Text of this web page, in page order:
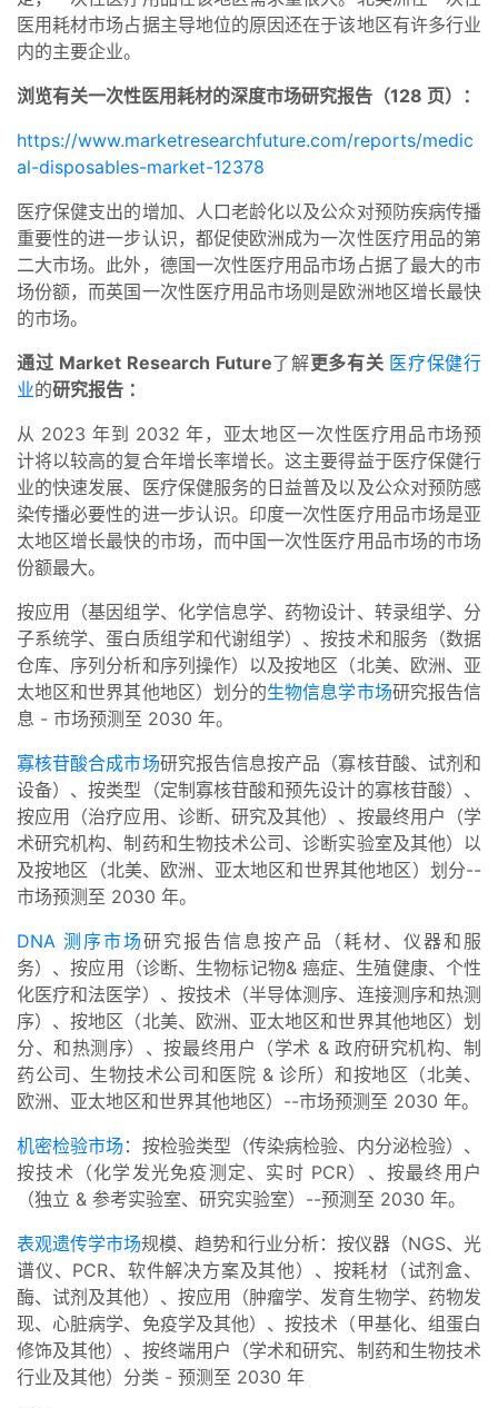
医用耗材市场占据主导地位的原因还在于该地区有许多行业
内的主要企业。
浏览有关一次性医用耗材的深度市场研究报告（128 页）：
https://www.marketresearchfuture.com/reports/medic
al-disposables-market-12378
医疗保健支出的增加、人口老龄化以及公众对预防疾病传播
重要性的进一步认识，都促使欧洲成为一次性医疗用品的第
二大市场。此外，德国一次性医疗用品市场占据了最大的市
场份额，而英国一次性医疗用品市场则是欧洲地区增长最快
的市场。
通过 Market Research Future了解更多有关 医疗保健行
业的研究报告 ：
从 2023 年到 2032 年，亚太地区一次性医疗用品市场预
计将以较高的复合年增长率增长。这主要得益于医疗保健行
业的快速发展、医疗保健服务的日益普及以及公众对预防感
染传播必要性的进一步认识。印度一次性医疗用品市场是亚
太地区增长最快的市场，而中国一次性医疗用品市场的市场
份额最大。
按应用（基因组学、化学信息学、药物设计、转录组学、分
子系统学、蛋白质组学和代谢组学）、按技术和服务（数据
仓库、序列分析和序列操作）以及按地区（北美、欧洲、亚
太地区和世界其他地区）划分的生物信息学市场研究报告信
息 - 市场预测至 2030 年。
寡核苷酸合成市场研究报告信息按产品（寡核苷酸、试剂和
设备）、按类型（定制寡核苷酸和预先设计的寡核苷酸）、
按应用（治疗应用、诊断、研究及其他）、按最终用户（学
术研究机构、制药和生物技术公司、诊断实验室及其他）以
及按地区（北美、欧洲、亚太地区和世界其他地区）划分--
市场预测至 2030 年。
DNA 测序市场研究报告信息按产品（耗材、仪器和服
务）、按应用（诊断、生物标记物& 癌症、生殖健康、个性
化医疗和法医学）、按技术（半导体测序、连接测序和热测
序）、按地区（北美、欧洲、亚太地区和世界其他地区）划
分、和热测序）、按最终用户（学术 & 政府研究机构、制
药公司、生物技术公司和医院 & 诊所）和按地区（北美、
欧洲、亚太地区和世界其他地区）--市场预测至 2030 年。
机密检验市场 ：按检验类型（传染病检验、内分泌检验）、
按技术（化学发光免疫测定、实时 PCR）、按最终用户
（独立 & 参考实验室、研究实验室）--预测至 2030 年。
表观遗传学市场规模、趋势和行业分析：按仪器（NGS、光
谱仪、PCR、软件解决方案及其他）、按耗材（试剂盒、
酶、试剂及其他）、按应用（肿瘤学、发育生物学、药物发
现、心脏病学、免疫学及其他）、按技术（甲基化、组蛋白
修饰及其他）、按终端用户（学术和研究、制药和生物技术
行业及其他）分类 - 预测至 2030 年